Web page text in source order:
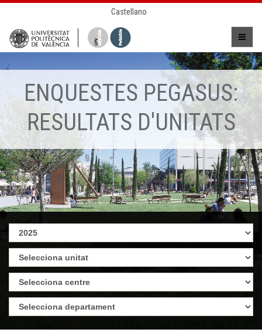
Castellano
ENQUESTES PEGASUS:
RESULTATS D'UNITATS